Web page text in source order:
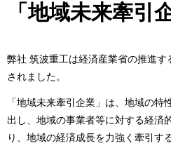
「地域未来牽引
弊社 筑波重工は経済産業省の推進
されました。
「地域未来牽引企業」は、地域の特
出し、地域の事業者等に対する経済
り、地域の経済成長を力強く牽引す